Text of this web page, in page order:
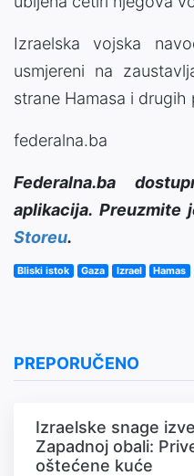
Izraelska vojska
usmjereni na
strane Hamasa i drugih
federalna.ba
Federalna.ba
aplikacija. Preuzmite
Storeu.
Bliski istok Gaza Izrael Hamas
PREPORUČENO
Izraelske snage
Zapadnoj obali:
oštećene kuće